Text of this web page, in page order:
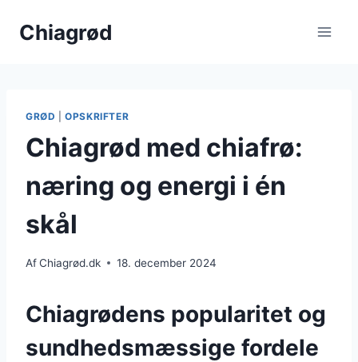
Chiagrød
GRØD |OPSKRIFTER
Chiagrød med chiafrø:
næring og energi i én
skål
AfChiagrød.dk 18. december 2024
Chiagrødens popularitet og
sundhedsmæssige fordele